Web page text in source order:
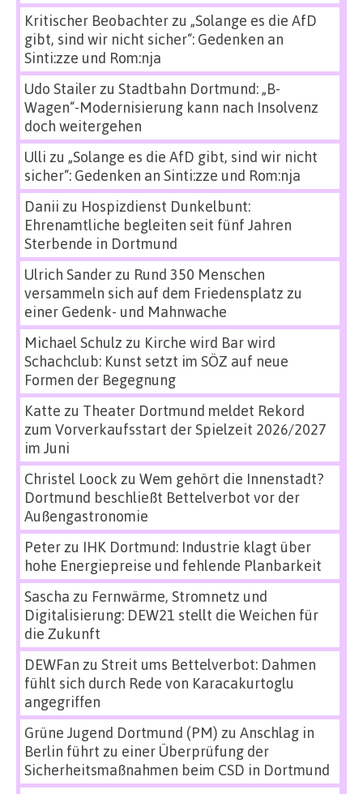
Kritischer Beobachterzu „Solange es die AfD
gibt, sind wir nicht sicher“: Gedenken an
Sinti:zze und Rom:nja
Udo Stailerzu Stadtbahn Dortmund: „B-
Wagen“-Modernisierung kann nach Insolvenz
doch weitergehen
Ulli zu „Solange es die AfD gibt, sind wir nicht
sicher“: Gedenken an Sinti:zze und Rom:nja
Danii zu Hospizdienst Dunkelbunt:
Ehrenamtliche begleiten seit fünf Jahren
Sterbende in Dortmund
Ulrich Sanderzu Rund 350 Menschen
versammeln sich auf dem Friedensplatz zu
einer Gedenk- und Mahnwache
Michael Schulz zu Kirche wird Bar wird
Schachclub: Kunst setzt im SÖZ auf neue
Formen der Begegnung
Katte zu Theater Dortmund meldet Rekord
zum Vorverkaufsstart der Spielzeit 2026/2027
im Juni
Christel Loock zu Wem gehört die Innenstadt?
Dortmund beschließt Bettelverbot vor der
Außengastronomie
Peterzu IHK Dortmund: Industrie klagt über
hohe Energiepreise und fehlende Planbarkeit
Sascha zu Fernwärme, Stromnetz und
Digitalisierung: DEW21 stellt die Weichen für
die Zukunft
DEWFan zu Streit ums Bettelverbot: Dahmen
fühlt sich durch Rede von Karacakurtoglu
angegriffen
Grüne Jugend Dortmund (PM) zu Anschlag in
Berlin führt zu einer Überprüfung der
Sicherheitsmaßnahmen beim CSD in Dortmund